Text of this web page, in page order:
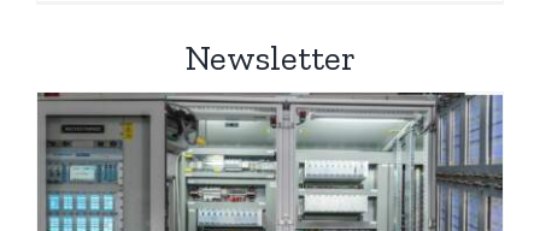
Newsletter